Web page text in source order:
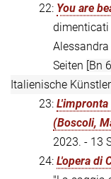
22: You are
dimenticati
Seiten [Bn
Italienische
23:
(Boscoli,
2023. - 13
24: L'opera di